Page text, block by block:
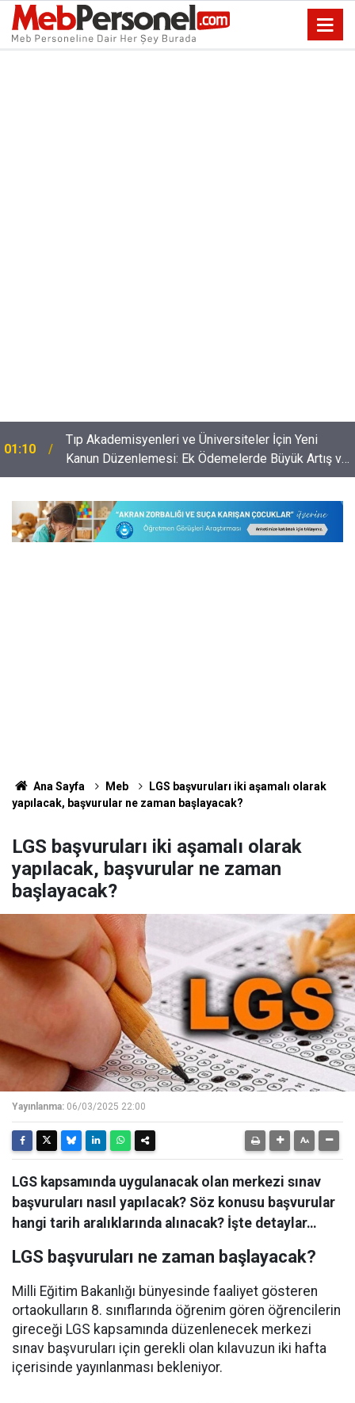
01:10
​Tıp Akademisyenleri ve Üniversiteler İçin Yeni
Kanun Düzenlemesi: Ek Ödemelerde Büyük Artış ve
Ar-Ge'ye Destek!
Ana Sayfa Meb
LGS başvuruları iki aşamalı olarak
yapılacak, başvurular ne zaman başlayacak?
LGS başvuruları iki aşamalı olarak
yapılacak, başvurular ne zaman
başlayacak?
Yayınlanma: 06/03/2025 22:00
LGS kapsamında uygulanacak olan merkezi sınav
başvuruları nasıl yapılacak? Söz konusu başvurular
hangi tarih aralıklarında alınacak? İşte detaylar…
LGS başvuruları ne zaman başlayacak?
Milli Eğitim Bakanlığı bünyesinde faaliyet gösteren
ortaokulların 8. sınıflarında öğrenim gören öğrencilerin
gireceği LGS kapsamında düzenlenecek merkezi
sınav başvuruları için gerekli olan kılavuzun iki hafta
içerisinde yayınlanması bekleniyor.